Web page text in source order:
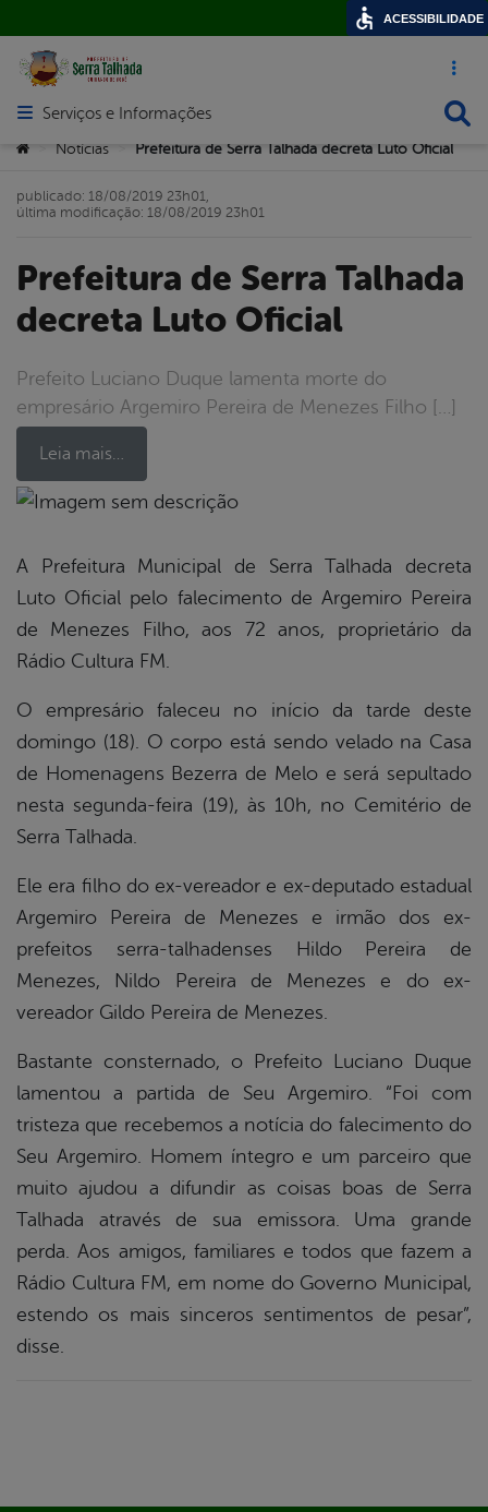
Acesso
Abrir menu principal de navegação
Serviços e Informações
Você está aqui:
Notícias Prefeitura de Serra Talhada decreta Luto Oficial
Prefeitura de Serra Talhada
decreta Luto Oficial
Prefeito Luciano Duque lamenta morte do
empresário Argemiro Pereira de Menezes Filho […]
Leia mais…
publicado: 18/08/2019 23h01,
última modificação: 18/08/2019 23h01
A Prefeitura Municipal de Serra Talhada decreta
Luto Oficial pelo falecimento de Argemiro Pereira
de Menezes Filho, aos 72 anos, proprietário da
Rádio Cultura FM.
O empresário faleceu no início da tarde deste
domingo (18). O corpo está sendo velado na Casa
de Homenagens Bezerra de Melo e será sepultado
nesta segunda-feira (19), às 10h, no Cemitério de
Serra Talhada.
Ele era filho do ex-vereador e ex-deputado estadual
Argemiro Pereira de Menezes e irmão dos ex-
prefeitos serra-talhadenses Hildo Pereira de
Menezes, Nildo Pereira de Menezes e do ex-
vereador Gildo Pereira de Menezes.
Bastante consternado, o Prefeito Luciano Duque
lamentou a partida de Seu Argemiro. “Foi com
tristeza que recebemos a notícia do falecimento do
Seu Argemiro. Homem íntegro e um parceiro que
muito ajudou a difundir as coisas boas de Serra
Talhada através de sua emissora. Uma grande
perda. Aos amigos, familiares e todos que fazem a
Rádio Cultura FM, em nome do Governo Municipal,
estendo os mais sinceros sentimentos de pesar”,
disse.
ACESSIBILIDADE